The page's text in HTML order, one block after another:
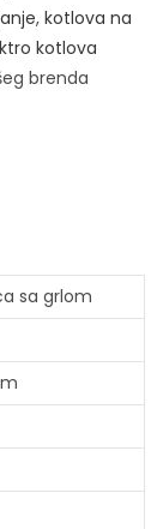
, kotlova na
kotlova
brenda
sa grlom